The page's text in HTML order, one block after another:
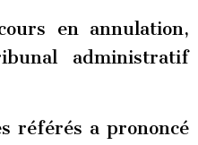
en annulation,
administratif
référés a prononcé